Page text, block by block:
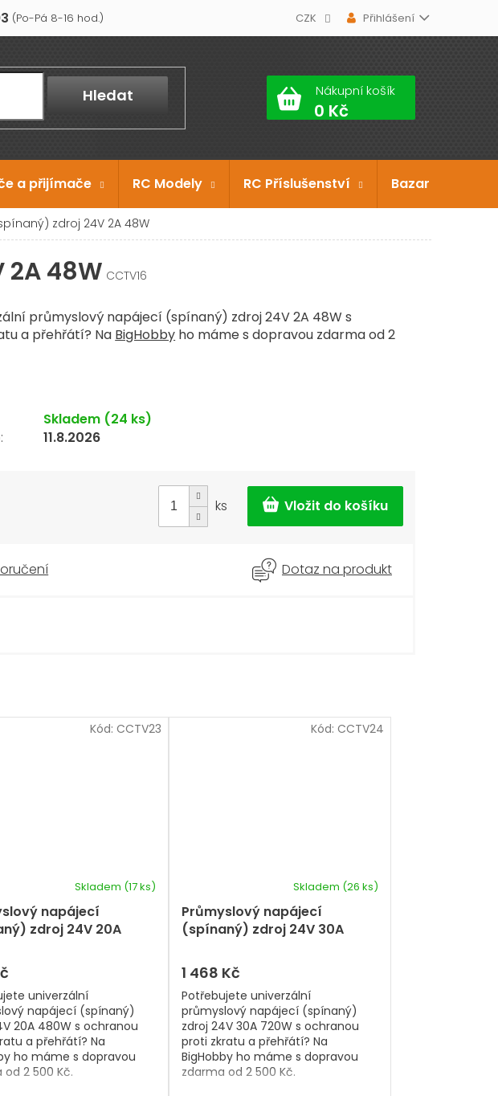
CZK Přihlášení
Hledat Nákupní košík
a přijímače RC Modely RC Příslušenství Bazar
zdroj 24V 2A 48W
48W CCTV16
průmyslový napájecí (spínaný) zdroj 24V 2A 48W s
a přehřátí? Na BigHobby ho máme s dopravou zdarma od 2
Skladem (24 ks)
11.8.2026
ks
Dotaz na produkt
napájecí
zdroj 24V 20A
Skladem (17 ks)
univerzální
napájecí (spínaný)
20A 480W s ochranou
a přehřátí? Na
ho máme s dopravou
od 2 500 Kč.
Kód: CCTV23
Průmyslový napájecí
(spínaný) zdroj 24V 30A
Skladem (26 ks)
1 468 Kč
Potřebujete univerzální
průmyslový napájecí (spínaný)
zdroj 24V 30A 720W s ochranou
proti zkratu a přehřátí? Na
BigHobby ho máme s dopravou
zdarma od 2 500 Kč.
Kód: CCTV24